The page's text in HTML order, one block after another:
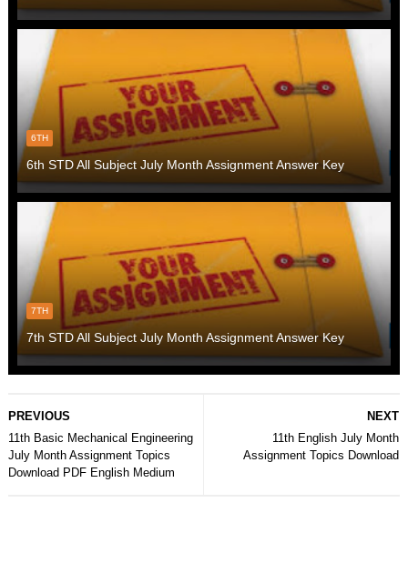
6TH
6th STD All Subject July Month Assignment Answer Key
7TH
7th STD All Subject July Month Assignment Answer Key
NEXT
11th English July Month
Assignment Topics Download
PREVIOUS
11th Basic Mechanical Engineering
July Month Assignment Topics
Download PDF English Medium